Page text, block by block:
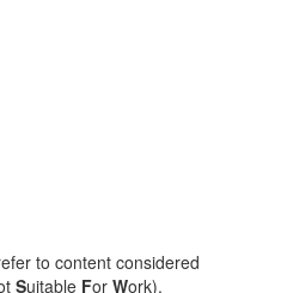
to content considered
Suitable For Work).